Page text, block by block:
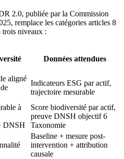
2.0, publiée par la Commission
remplace les catégories articles 8
trois niveaux :
Données attendues
aligné
Indicateurs ESG par actif,
trajectoire mesurable
à
DNSH
Score biodiversité par actif,
preuve DNSH objectif 6
Taxonomie
Baseline + mesure post-
intervention + attribution
causale